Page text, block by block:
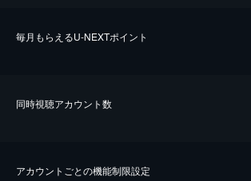
毎⽉もらえるU-NEXTポイント
同時視聴アカウント数
アカウントごとの機能制限設定